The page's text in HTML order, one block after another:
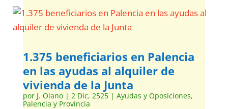
1.375 beneficiarios en Palencia
en las ayudas al alquiler de
vivienda de la Junta
por J. Olano| 2 Dic, 2525| Ayudas y Oposiciones,
Palencia y Provincia